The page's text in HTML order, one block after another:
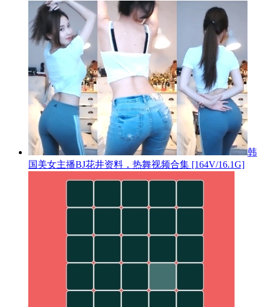
韩
国美女主播BJ花井资料，热舞视频合集 [164V/16.1G]